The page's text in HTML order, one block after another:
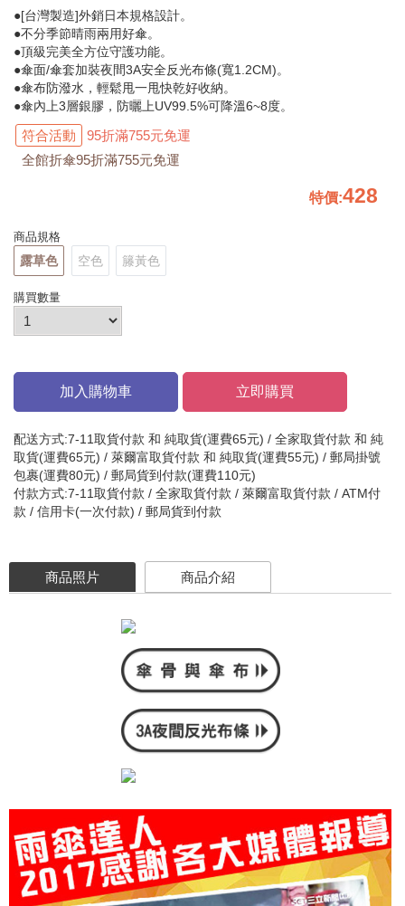
●[台灣製造]外銷日本規格設計。
●不分季節晴雨兩用好傘。
●頂級完美全方位守護功能。
●傘面/傘套加裝夜間3A安全反光布條(寬1.2CM)。
●傘布防潑水，輕鬆甩一甩快乾好收納。
●傘內上3層銀膠，防曬上UV99.5%可降溫6~8度。
符合活動
95折滿755元免運
全館折傘95折滿755元免運
特價:428
商品規格
露草色 空色 籐黃色
購買數量
加入購物車 立即購買
配送方式:7-11取貨付款 和 純取貨(運費65元) / 全家取貨付款 和 純
取貨(運費65元) / 萊爾富取貨付款 和 純取貨(運費55元) / 郵局掛號
包裹(運費80元) / 郵局貨到付款(運費110元)
付款方式:7-11取貨付款 / 全家取貨付款 / 萊爾富取貨付款 / ATM付
款 / 信用卡(一次付款) / 郵局貨到付款
商品照片 商品介紹